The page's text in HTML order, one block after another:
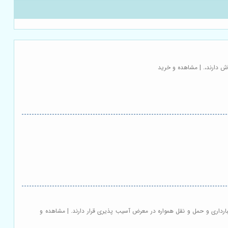
دارند،. | مشاهده و خرید
و حمل و نقل همواره در معرض آسیب پذیری قرار دارند. | مشاهده و